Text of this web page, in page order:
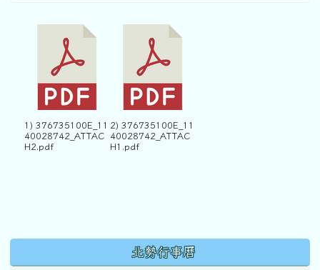
1) 376735100E_11
40028742_ATTAC
H2.pdf
2) 376735100E_11
40028742_ATTAC
H1.pdf
北勢行事曆